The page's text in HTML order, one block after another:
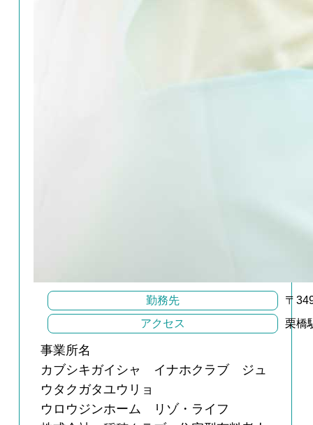
勤務先
〒
アクセス
栗橋
事業所名
カブシキガイシャ イナホクラブ ジュ
ウタクガタユウリョ
ウロウジンホーム リゾ・ライフ